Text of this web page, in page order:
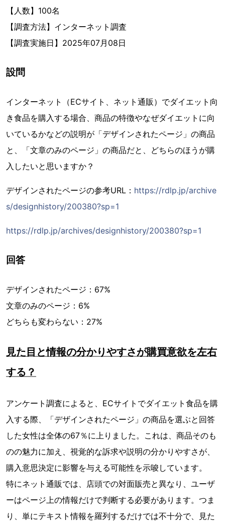
【人数】100名
【調査方法】インターネット調査
【調査実施日】2025年07月08日
設問
インターネット（ECサイト、ネット通販）でダイエット向
き食品を購入する場合、商品の特徴やなぜダイエットに向
いているかなどの説明が「デザインされたページ」の商品
と、「文章のみのページ」の商品だと、どちらのほうが購
入したいと思いますか？
デザインされたページの参考URL： https://rdlp.jp/archive
s/designhistory/200380?sp=1
https://rdlp.jp/archives/designhistory/200380?sp=1
回答
デザインされたページ：67%
文章のみのページ：6%
どちらも変わらない：27%
見た目と情報の分かりやすさが購買意欲を左右
する？
アンケート調査によると、ECサイトでダイエット食品を購
入する際、「デザインされたページ」の商品を選ぶと回答
した女性は全体の67％に上りました。これは、商品そのも
のの魅力に加え、視覚的な訴求や説明の分かりやすさが、
購入意思決定に影響を与える可能性を示唆しています。
特にネット通販では、店頭での対面販売と異なり、ユーザ
ーはページ上の情報だけで判断する必要があります。つま
り、単にテキスト情報を羅列するだけでは不十分で、見た